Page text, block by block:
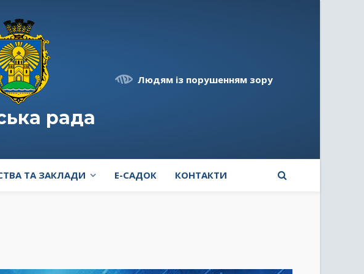
рада
Людям із порушенням зору
ТА ЗАКЛАДИ E-САДОК КОНТАКТИ